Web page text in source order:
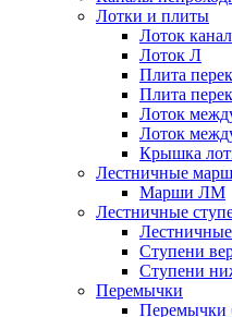
Лотки и плиты
Лоток
Лоток Л
Плита
Плита
Лоток
Лоток
Крышка
Лестничные
Марши ЛМ
Лестничные
Ступени
Ступени
Перемычки
Перемычки